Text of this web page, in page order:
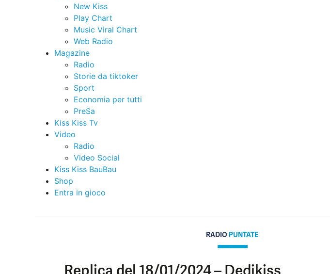
New Kiss
Play Chart
Music Viral Chart
Web Radio
Magazine
Radio
Storie da tiktoker
Sport
Economia per tutti
PreSa
Kiss Kiss Tv
Video
Radio
Video Social
Kiss Kiss BauBau
Shop
Entra in gioco
RADIO PUNTATE